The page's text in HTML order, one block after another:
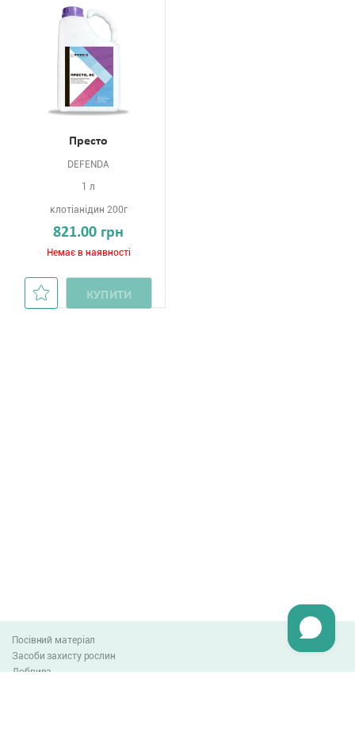
Престо
DEFENDA
1 л
клотіанідин 200г
821.00 грн
Немає в наявності
КУПИТИ
Посівний матеріал
Засоби захисту рослин
Добрива